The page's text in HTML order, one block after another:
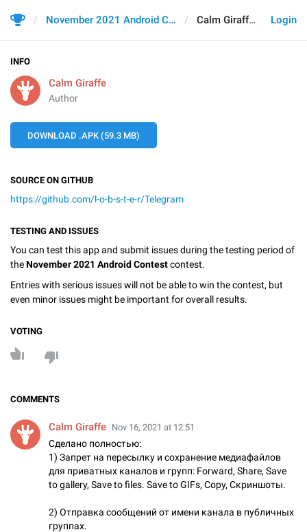
Login
November 2021 Android Contest Calm Giraffe
INFO
Calm Giraffe
Author
DOWNLOAD .APK (59.3 MB)
SOURCE ON GITHUB
https://github.com/l-o-b-s-t-e-r/Telegram
TESTING AND ISSUES
You can test this app and submit issues during the testing period of
theNovember 2021 Android Contestcontest.
Entries with serious issues will not be able to win the contest, but
even minor issues might be important for overall results.
VOTING
COMMENTS
Calm Giraffe Nov 16, 2021 at 12:51
Сделано полностью:
1) Запрет на пересылку и сохранение медиафайлов
для приватных каналов и групп: Forward, Share, Save
to gallery, Save to files. Save to GIFs, Copy, Скриншоты.
2) Отправка сообщений от имени канала в публичных
группах.